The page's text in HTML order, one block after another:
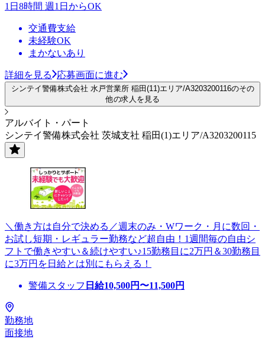
1日8時間 週1日からOK
交通費支給
未経験OK
まかないあり
詳細を見る 応募画面に進む
シンテイ警備株式会社 水戸営業所 稲田(11)エリア/A3203200116のその
他の求人を見る
アルバイト・パート
シンテイ警備株式会社 茨城支社 稲田(1)エリア/A3203200115
＼働き方は自分で決める／週末のみ・Wワーク・月に数回・
お試し短期・レギュラー勤務など超自由！1週間毎の自由シ
フトで働きやすい＆続けやすい♪15勤務目に2万円＆30勤務目
に3万円を日給とは別にもらえる！
警備スタッフ 日給10,500円〜11,500円
勤務地
面接地